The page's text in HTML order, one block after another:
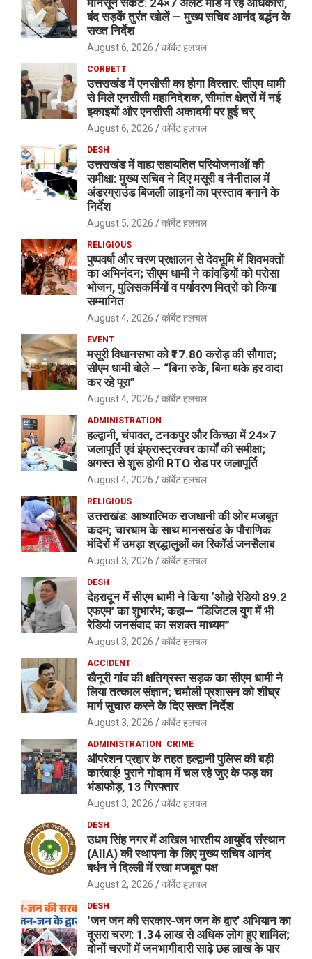
मानसून संकट: 24×7 अलर्ट मोड में रहें अधिकारी,
बंद सड़कें तुरंत खोलें — मुख्य सचिव आनंद बर्द्धन के
सख्त निर्देश
August 6, 2026 कॉर्बेट हलचल
CORBETT
उत्तराखंड में एनसीसी का होगा विस्तार: सीएम धामी
से मिले एनसीसी महानिदेशक, सीमांत क्षेत्रों में नई
इकाइयों और एनसीसी अकादमी पर हुई चर्
August 6, 2026 कॉर्बेट हलचल
DESH
उत्तराखंड में वाह्य सहायतित परियोजनाओं की
समीक्षा: मुख्य सचिव ने दिए मसूरी व नैनीताल में
अंडरग्राउंड बिजली लाइनों का प्रस्ताव बनाने के
निर्देश
August 5, 2026 कॉर्बेट हलचल
RELIGIOUS
पुष्पवर्षा और चरण प्रक्षालन से देवभूमि में शिवभक्तों
का अभिनंदन; सीएम धामी ने कांवड़ियों को परोसा
भोजन, पुलिसकर्मियों व पर्यावरण मित्रों को किया
सम्मानित
August 4, 2026 कॉर्बेट हलचल
EVENT
मसूरी विधानसभा को ₹17.80 करोड़ की सौगात;
सीएम धामी बोले — “बिना रुके, बिना थके हर वादा
कर रहे पूरा”
August 4, 2026 कॉर्बेट हलचल
ADMINISTRATION
हल्द्वानी, चंपावत, टनकपुर और किच्छा में 24×7
जलापूर्ति एवं इंफ्रास्ट्रक्चर कार्यों की समीक्षा;
अगस्त से शुरू होगी RTO रोड पर जलापूर्ति
August 4, 2026 कॉर्बेट हलचल
RELIGIOUS
उत्तराखंड: आध्यात्मिक राजधानी की ओर मजबूत
कदम; चारधाम के साथ मानसखंड के पौराणिक
मंदिरों में उमड़ा श्रद्धालुओं का रिकॉर्ड जनसैलाब
August 3, 2026 कॉर्बेट हलचल
DESH
देहरादून में सीएम धामी ने किया ‘ओहो रेडियो 89.2
एफएम’ का शुभारंभ; कहा— “डिजिटल युग में भी
रेडियो जनसंवाद का सशक्त माध्यम”
August 3, 2026 कॉर्बेट हलचल
ACCIDENT
खैनूरी गांव की क्षतिग्रस्त सड़क का सीएम धामी ने
लिया तत्काल संज्ञान; चमोली प्रशासन को शीघ्र
मार्ग सुचारु करने के दिए सख्त निर्देश
August 3, 2026 कॉर्बेट हलचल
ADMINISTRATION CRIME
ऑपरेशन प्रहार के तहत हल्द्वानी पुलिस की बड़ी
कार्रवाई! पुराने गोदाम में चल रहे जुए के फड़ का
भंडाफोड़, 13 गिरफ्तार
August 3, 2026 कॉर्बेट हलचल
DESH
उधम सिंह नगर में अखिल भारतीय आयुर्वेद संस्थान
(AIIA) की स्थापना के लिए मुख्य सचिव आनंद
बर्धन ने दिल्ली में रखा मजबूत पक्ष
August 2, 2026 कॉर्बेट हलचल
DESH
‘जन जन की सरकार-जन जन के द्वार’ अभियान का
दूसरा चरण: 1.34 लाख से अधिक लोग हुए शामिल;
दोनों चरणों में जनभागीदारी साढ़े छह लाख के पार